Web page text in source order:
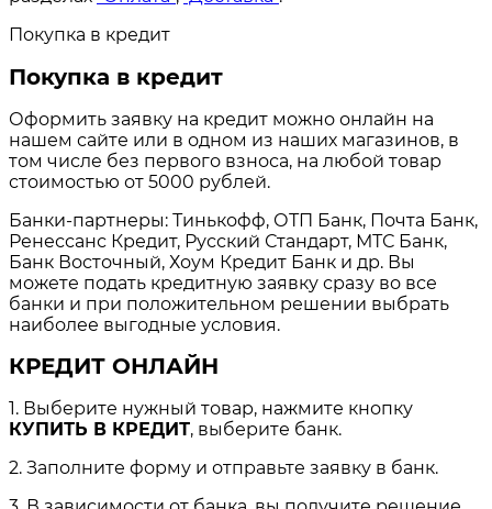
Покупка в кредит
Покупка в кредит
Оформить заявку на кредит можно онлайн на
нашем сайте или в одном из наших магазинов, в
том числе без первого взноса, на любой товар
стоимостью от 5000 рублей.
Банки-партнеры: Тинькофф, ОТП Банк, Почта Банк,
Ренессанс Кредит, Русский Стандарт, МТС Банк,
Банк Восточный, Хоум Кредит Банк и др. Вы
можете подать кредитную заявку сразу во все
банки и при положительном решении выбрать
наиболее выгодные условия.
КРЕДИТ ОНЛАЙН
1. Выберите нужный товар, нажмите кнопку
КУПИТЬ В КРЕДИТ, выберите банк.
2. Заполните форму и отправьте заявку в банк.